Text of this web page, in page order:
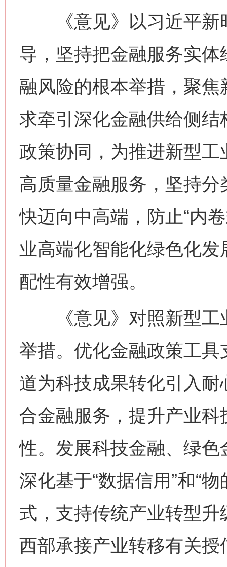
《意见》以习近平新
导，坚持把金融服务实
融风险的根本举措，聚
求牵引深化金融供给侧
政策协同，为推进新型
高质量金融服务，坚持
快迈向中高端，防止“内
业高端化智能化绿色化
配性有效增强。
《意见》对照新型工
举措。优化金融政策工
道为科技成果转化引入
合金融服务，提升产业
性。发展科技金融、绿
深化基于“数据信用”和“
式，支持传统产业转型
西部承接产业转移有关